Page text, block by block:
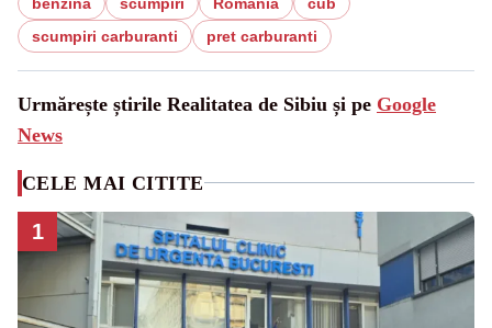
scumpiri carburanti
pret carburanti
Urmărește știrile Realitatea de Sibiu și pe Google
News
CELE MAI CITITE
1